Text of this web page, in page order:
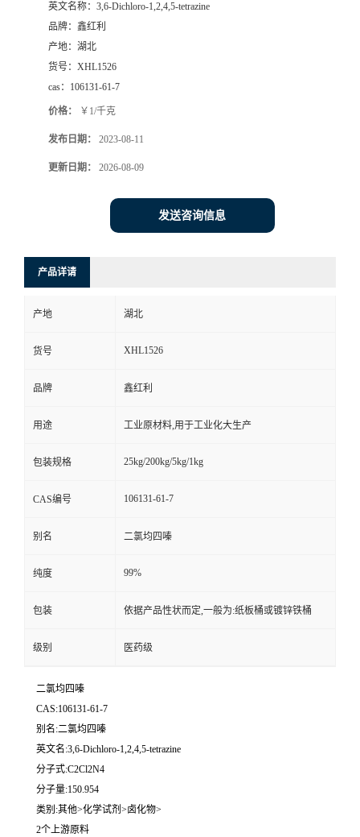
英文名称： 3,6-Dichloro-1,2,4,5-tetrazine
品牌： 鑫红利
产地： 湖北
货号： XHL1526
cas： 106131-61-7
价格： ￥1/千克
发布日期： 2023-08-11
更新日期： 2026-08-09
发送咨询信息
产品详请
产地 湖北
货号 XHL1526
品牌 鑫红利
用途 工业原材料,用于工业化大生产
包装规格 25kg/200kg/5kg/1kg
CAS编号 106131-61-7
别名 二氯均四嗪
纯度 99%
包装 依据产品性状而定,一般为:纸板桶或镀锌铁桶
级别 医药级
二氯均四嗪
CAS:106131-61-7
别名:二氯均四嗪
英文名:3,6-Dichloro-1,2,4,5-tetrazine
分子式:C2Cl2N4
分子量:150.954
类别:其他>化学试剂>卤化物>
2个上游原料